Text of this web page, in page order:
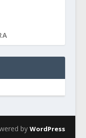
by WordPress